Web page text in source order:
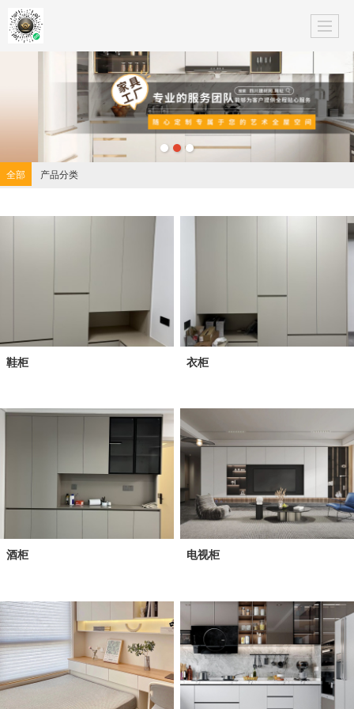
全部 产品分类
鞋柜 衣柜
酒柜 电视柜